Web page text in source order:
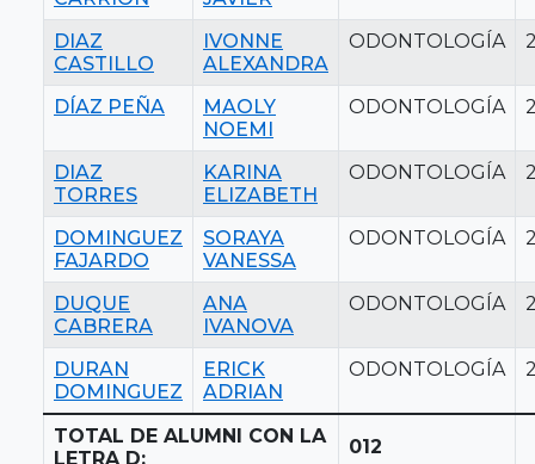
DIAZ
CASTILLO
IVONNE
ALEXANDRA
ODONTOLOGÍA
DÍAZ PEÑA
MAOLY
NOEMI
ODONTOLOGÍA
DIAZ
TORRES
KARINA
ELIZABETH
ODONTOLOGÍA
DOMINGUEZ
FAJARDO
SORAYA
VANESSA
ODONTOLOGÍA
DUQUE
CABRERA
ANA
IVANOVA
ODONTOLOGÍA
DURAN
DOMINGUEZ
ERICK
ADRIAN
ODONTOLOGÍA
TOTAL DE ALUMNI CON LA
LETRA D:
012